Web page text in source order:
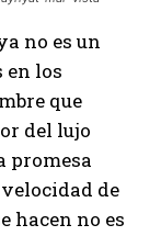
no es un
en los
que
del lujo
promesa
de
hacen no es